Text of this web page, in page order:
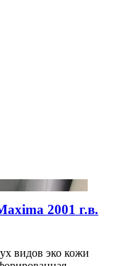
2001 г.в.
видов эко кожи